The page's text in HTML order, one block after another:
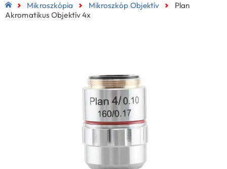
Mikroszkópia Mikroszkóp Objektív
Plan
Akromatikus Objektív 4x